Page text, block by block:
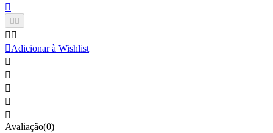

 
 
Adicionar à Wishlist





Avaliação(0)